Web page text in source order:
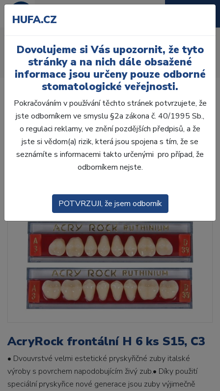
Úvod Zuby
AcryRock
AcryRock frontální H 6 ks S15, C3
AcryRock frontální H 6 ks S15, C3
• Dvouvrstvé velmi estetické pryskyřičné zuby italské
výroby s povrchem napodobujícím živý zub.• Díky použití
speciální pryskyřice nové generace jsou zuby výjimečně
HUFA.CZ
Dovolujeme si Vás upozornit, že tyto
stránky a na nich dále obsažené
informace jsou určeny pouze odborné
stomatologické veřejnosti.
Pokračováním v používání těchto stránek potvrzujete, že
jste odborníkem ve smyslu §2a zákona č. 40/1995 Sb.,
o regulaci reklamy, ve znění pozdějších předpisů, a že
jste si vědom(a) rizik, která jsou spojena s tím, že se
seznámíte s informacemi takto určenými pro případ, že
odborníkem nejste.
POTVRZUJI, že jsem odborník